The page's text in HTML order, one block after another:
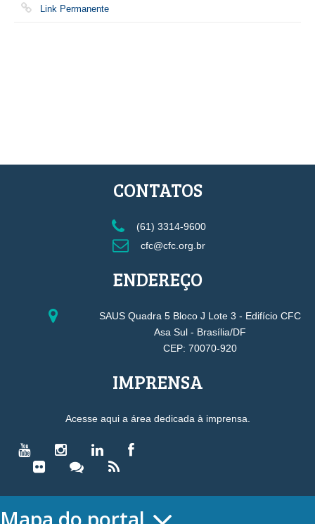
Link Permanente
CONTATOS
(61) 3314-9600
cfc@cfc.org.br
ENDEREÇO
SAUS Quadra 5 Bloco J Lote 3 - Edifício CFC
Asa Sul - Brasília/DF
CEP: 70070-920
IMPRENSA
Acesse aqui a área dedicada à imprensa.